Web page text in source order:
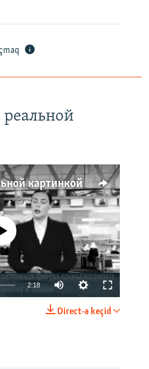
картинкой
currently available
2:18
Direct-ə keçid